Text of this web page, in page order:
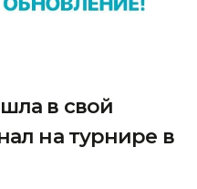
в свой
на турнире в